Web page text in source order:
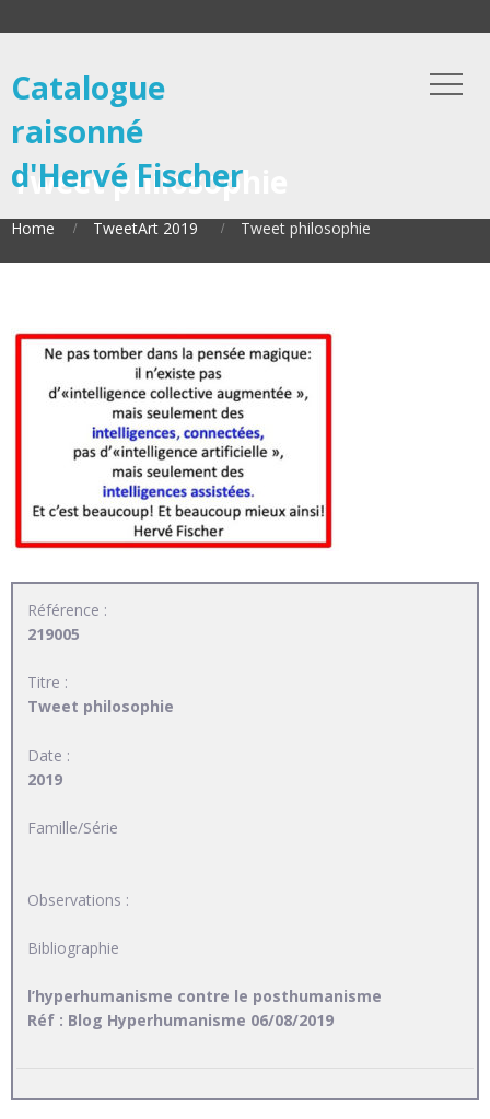
Catalogue
raisonné
d'Hervé Fischer
Tweet philosophie
Home TweetArt 2019 Tweet philosophie
Référence :
219005
Titre :
Tweet philosophie
Date :
2019
Famille/Série
Observations :
Bibliographie
l’hyperhumanisme contre le posthumanisme
Réf : Blog Hyperhumanisme 06/08/2019